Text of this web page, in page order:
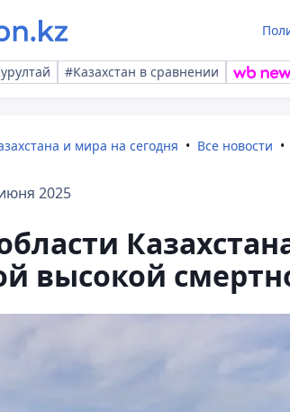
#Казахстан в сравнении
и мира на сегодня Все новости
2025
высокой